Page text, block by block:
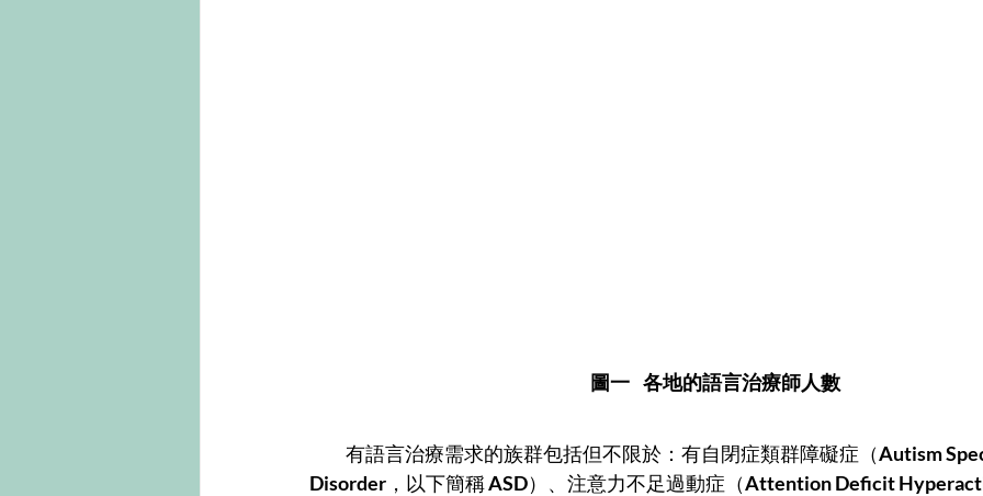
圖一    各地的語言治療師人數
           有語言治療需求的族群包括但不限於：有自閉症類群障礙症（
Autism
Disorder ，以下簡稱 ASD）、注意力不足過動症（Attention Deficit